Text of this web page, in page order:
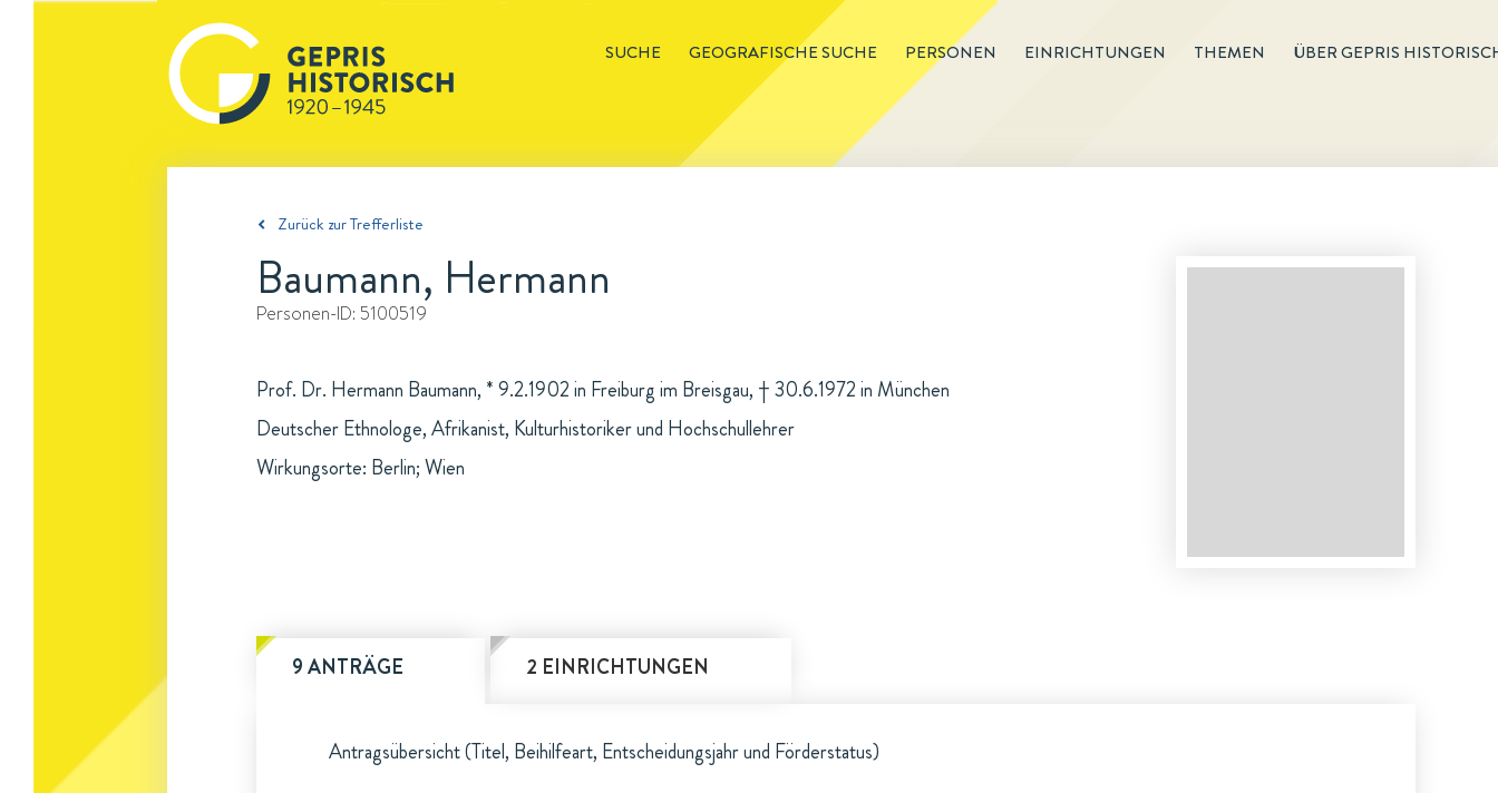
SUCHE GEOGRAFISCHE SUCHE PERSONEN EINRICHTUNGEN THEMEN ÜBER GEPRIS
Zurück zur Trefferliste
Baumann, Hermann
Personen-ID: 5100519
Prof. Dr. Hermann Baumann, * 9.2.1902 in Freiburg im Breisgau, † 30.6.1972 in München
Deutscher Ethnologe, Afrikanist, Kulturhistoriker und Hochschullehrer
Wirkungsorte: Berlin; Wien
9 ANTRÄGE 2 EINRICHTUNGEN
Antragsübersicht (Titel, Beihilfeart, Entscheidungsjahr und Förderstatus)